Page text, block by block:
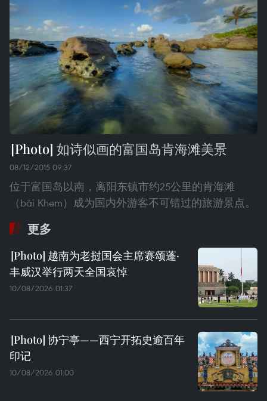
如诗似画的富国岛肯海滩美景
08/12/2015 09:37
位于富国岛以南，离阳东镇市约25公里的肯海滩
（bãi Khem）成为国内外游客不可错过的旅游景点。
更多
越南为老挝国会主席赛颂蓬·
丰威汉举行两天全国哀悼
10/08/2026 01:37
协宁亭——西宁开拓史逾百年
印记
10/08/2026 01:00